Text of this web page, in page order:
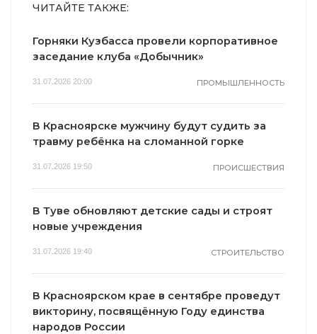
ЧИТАЙТЕ ТАКЖЕ:
Горняки Кузбасса провели корпоративное
заседание клуба «Добычник»
31.07.2026 20:00 ПРОМЫШЛЕННОСТЬ
В Красноярске мужчину будут судить за
травму ребёнка на сломанной горке
31.07.2026 19:50 ПРОИСШЕСТВИЯ
В Туве обновляют детские сады и строят
новые учреждения
31.07.2026 19:40 СТРОИТЕЛЬСТВО
В Красноярском крае в сентябре проведут
викторину, посвящённую Году единства
народов России